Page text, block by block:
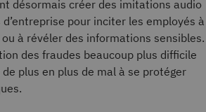
désormais créer des imitations audio
pour inciter les employés à
à révéler des informations sensibles.
des fraudes beaucoup plus difficile
plus en plus de mal à se protéger